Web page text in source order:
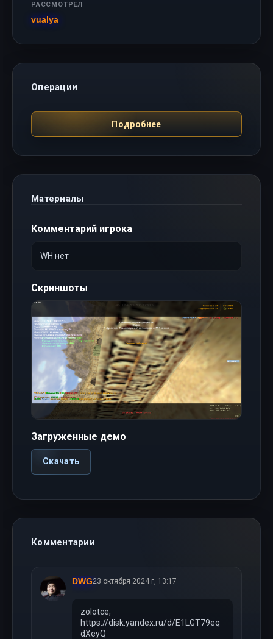
РАССМОТРЕЛ
vualya
Операции
Подробнее
Материалы
Комментарий игрока
WH нет
Скриншоты
Загруженные демо
Скачать
Комментарии
DWG23 октября 2024 г, 13:17
zolotce,
https://disk.yandex.ru/d/E1LGT79eq
dXeyQ